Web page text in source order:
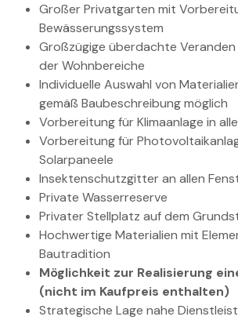
Großer Privatgarten mit
Bewässerungssystem
Großzügige überdachte
der Wohnbereiche
Individuelle Auswahl von
gemäß Baubeschreibung möglich
Vorbereitung für Klimaanlage in
Vorbereitung für
Solarpaneele
Insektenschutzgitter an allen
Private Wasserreserve
Privater Stellplatz auf dem
Hochwertige Materialien mit
Bautradition
Möglichkeit zur Realisierung
(nicht im Kaufpreis enthalten)
Strategische Lage nahe